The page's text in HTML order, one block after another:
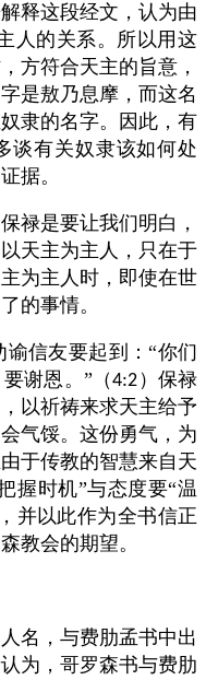
释这段经文，认为由
人的关系。所以用这
方符合天主的旨意，
是敖乃息摩，而这名
隶的名字。因此，有
谈有关奴隶该如何处
据。
禄是要让我们明白，
天主为主人，只在于
为主人时，即使在世
的事情。
谕信友要起到：“你们
谢恩。”（4:2 ）保禄
以祈祷来求天主给予
气馁。这份勇气，为
于传教的智慧来自天
握时机”与态度要“温
并以此作为全书信正
教会的期望。
名，与费肋孟书中出
为，哥罗森书与费肋